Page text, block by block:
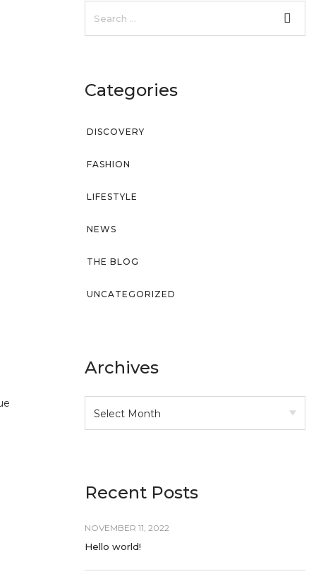
Categories
DISCOVERY
FASHION
LIFESTYLE
NEWS
THE BLOG
UNCATEGORIZED
Archives
Recent Posts
NOVEMBER 11, 2022
Hello world!